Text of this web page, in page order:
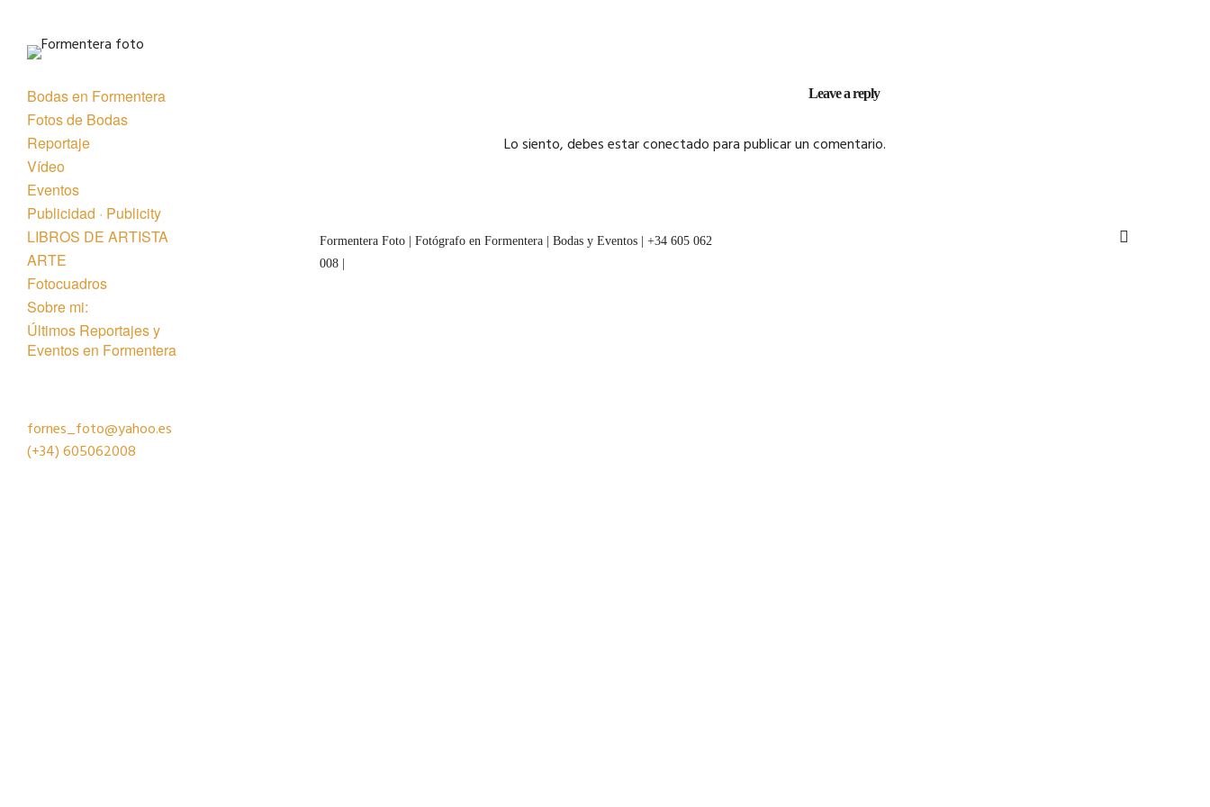
Bodas en Formentera
Fotos de Bodas
Reportaje
Vídeo
Eventos
Publicidad · Publicity
LIBROS DE ARTISTA
ARTE
Fotocuadros
Sobre mi:
Últimos Reportajes y
Eventos en Formentera
fornes_foto@yahoo.es
(+34)605062008
Leave a reply
Lo siento, debes estarconectadopara publicar un comentario.
Formentera Foto | Fotógrafo en Formentera | Bodas y Eventos | +34 605 062
008 |